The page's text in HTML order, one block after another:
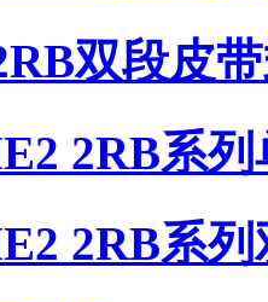
双段皮
2RB系列
2RB系列